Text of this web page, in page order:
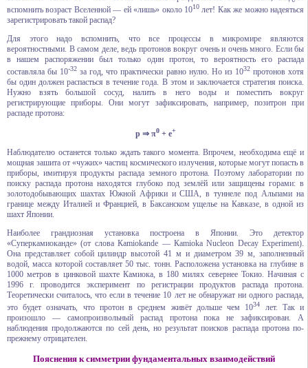
вспомнить возраст Вселенной — ей «лишь» около 1010лет! Как же можно надеяться
зарегистрировать такой распад?
Для этого надо вспомнить, что все процессы в микромире являются
вероятностными. В самом деле, ведь протонов вокруг очень и очень много. Если бы
в нашем распоряжении был только один протон, то вероятность его распада
составляла бы 10-32 за год, что практически равно нулю. Но из 1032протонов хотя
бы один должен распасться в течение года. В этом и заключается стратегия поиска.
Нужно взять большой сосуд, налить в него воды и поместить вокруг
регистрирующие приборы. Они могут зафиксировать, например, позитрон при
распаде протона:
p ⇒ π0+ е+
Наблюдателю останется только ждать такого момента. Впрочем, необходима ещё и
мощная зашита от «чужих» частиц космического излучения, которые могут попасть в
приборы, имитируя продукты распада земного протона. Поэтому лаборатории по
поиску распада протона находятся глубоко под землёй или защищены горами: в
золотодобывающих шахтах Южной Африки и США, в туннеле под Альпами на
границе между Италией и Францией, в Баксанском ущелье на Кавказе, в одной из
шахт Японии.
Наиболее грандиозная установка построена в Японии. Это детектор
«Суперкамиоканде» (от слова Кamiokande — Кamioka Nucleon Decay Experiment).
Она представляет собой цилиндр высотой 41 м и диаметром 39 м, заполненный
водой, масса которой составляет 50 тыс. тонн. Расположена установка на глубине в
1000 метров в цинковой шахте Камиока, в 180 милях севернее Токио. Начиная с
1996 г. проводится эксперимент по регистрации продуктов распада протона.
Теоретически считалось, что если в течение 10 лет не обнаружат ни одного распада,
это будет означать, что протон в среднем живёт дольше чем 1034
лет. Так и
произошло — самопроизвольный распад протона пока не зафиксирован. А
наблюдения продолжаются по сей день, но результат поисков распада протона по-
прежнему отрицателен.
Пояснения к симметрии фундаментальных взаимодействий